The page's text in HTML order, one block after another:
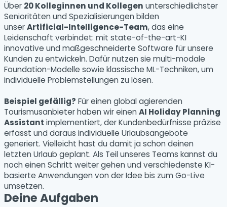
Über 20 Kolleginnen und Kollegen unterschiedlichster
Senioritäten und Spezialisierungen bilden
unserArtificial-Intelligence-Team, das eine
Leidenschaft verbindet: mit state-of-the-art-KI
innovative und maßgeschneiderte Software für unsere
Kunden zu entwickeln. Dafür nutzen sie multi-modale
Foundation-Modelle sowie klassische ML-Techniken, um
individuelle Problemstellungen zu lösen.
Beispiel gefällig? Für einen global agierenden
Tourismusanbieter haben wir einen AI Holiday Planning
Assistant implementiert, der Kundenbedürfnisse präzise
erfasst und daraus individuelle Urlaubsangebote
generiert. Vielleicht hast du damit ja schon deinen
letzten Urlaub geplant. Als Teil unseres Teams kannst du
noch einen Schritt weiter gehen und verschiedenste KI-
basierte Anwendungen von der Idee bis zum Go-Live
umsetzen.
Deine Aufgaben